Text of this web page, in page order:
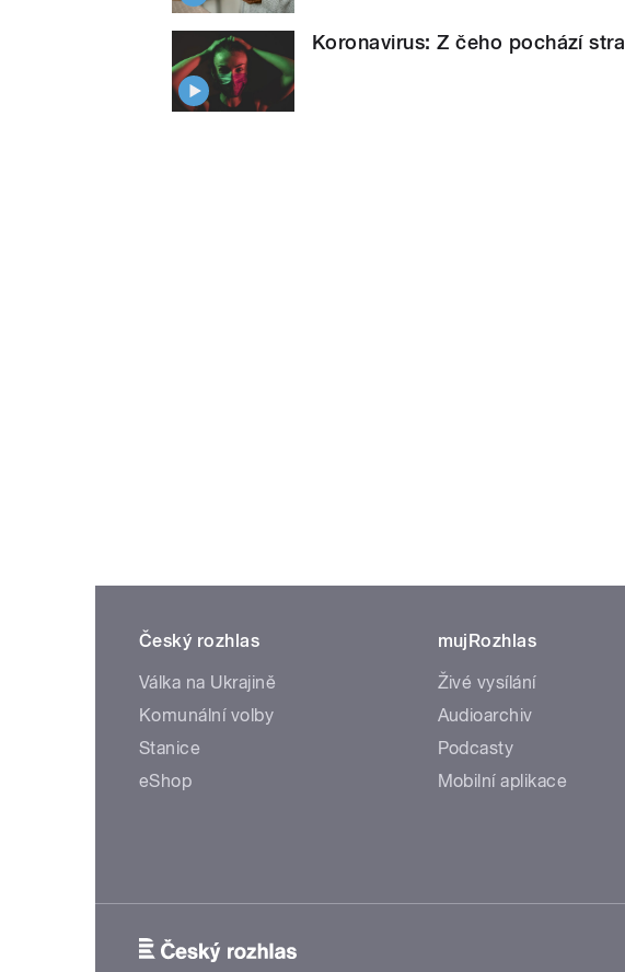
Koronavirus: Z čeho pochází
Český rozhlas
Válka na Ukrajině
Komunální volby
Stanice
eShop
mujRozhlas
Živé vysílání
Audioarchiv
Podcasty
Mobilní aplikace